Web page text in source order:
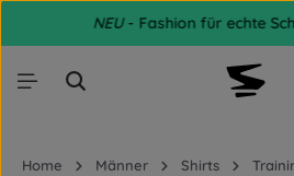
Zum Hauptinhalt springen
NEU- Fashion für echte
Home Männer Shirts